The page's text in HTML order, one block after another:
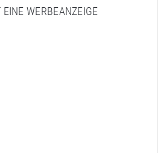
EINE WERBEANZEIGE